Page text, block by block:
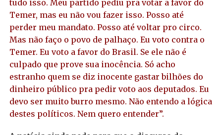
tudo isso. Meu partido pediu pra votar a favor do
Temer, mas eu não vou fazer isso. Posso até
perder meu mandato. Posso até voltar pro circo.
Mas não faço o povo de palhaço. Eu voto contra o
Temer. Eu voto a favor do Brasil. Se ele não é
culpado que prove sua inocência. Só acho
estranho quem se diz inocente gastar bilhões do
dinheiro público pra pedir voto aos deputados. Eu
devo ser muito burro mesmo. Não entendo a lógica
destes políticos. Nem quero entender”.